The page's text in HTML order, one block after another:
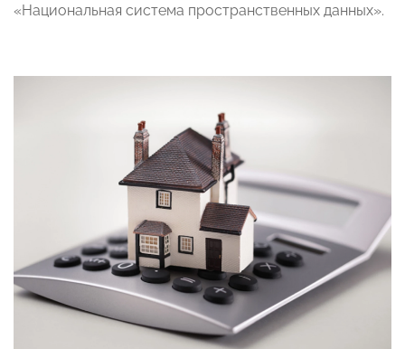
«Национальная система пространственных данных».